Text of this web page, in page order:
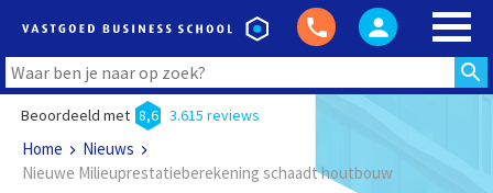
Beoordeeld met 8,6 3.615 reviews
Home
Nieuws
Nieuwe Milieuprestatieberekening schaadt houtbouw